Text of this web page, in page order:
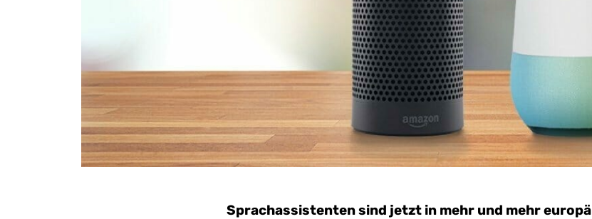
Sprachassistenten sind jetzt in mehr und mehr